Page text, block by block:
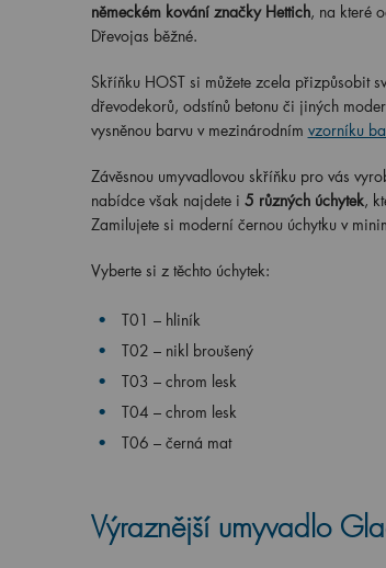
německém kování značky Hettich, na které
Dřevojas běžné.
Skříňku HOST si můžete zcela přizpůsobit
dřevodekorů, odstínů betonu či jiných
vysněnou barvu v mezinárodním vzorníku
Závěsnou umyvadlovou skříňku pro vás
nabídce však najdete i 5 různých úchytek,
Zamilujete si moderní černou úchytku v
Vyberte si z těchto úchytek:
T01 – hliník
T02 – nikl broušený
T03 – chrom lesk
T04 – chrom lesk
T06 – černá mat
Výraznější umyvadlo